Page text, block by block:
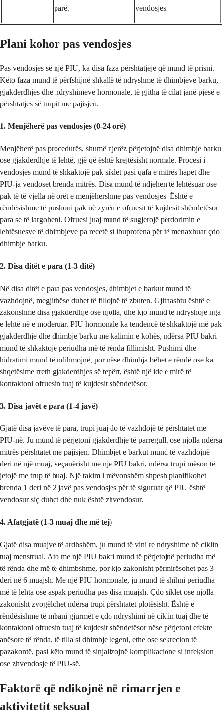
parë.
vendosjes.
Plani kohor pas vendosjes
Pas vendosjes së një PIU, ka disa faza përshtatjeje që mund të prisni.
Këto faza mund të përfshijnë shkallë të ndryshme të dhimbjeve barku,
gjakderdhjes dhe ndryshimeve hormonale, të gjitha të cilat janë pjesë e
përshtatjes së trupit me pajisjen.
1. Menjëherë pas vendosjes (0-24 orë)
Menjëherë pas procedurës, shumë njerëz përjetojnë disa dhimbje barku
ose gjakderdhje të lehtë, gjë që është krejtësisht normale. Procesi i
vendosjes mund të shkaktojë pak siklet pasi qafa e mitrës hapet dhe
PIU-ja vendoset brenda mitrës. Disa mund të ndjehen të lehtësuar ose
pak të të vjella në orët e menjëhershme pas vendosjes. Është e
rëndësishme të pushoni pak në zyrën e ofruesit të kujdesit shëndetësor
para se të largoheni. Ofruesi juaj mund të sugjerojë përdorimin e
lehtësuesve të dhimbjeve pa recetë si ibuprofena për të menaxhuar çdo
dhimbje barku.
2. Disa ditët e para (1-3 ditë)
Në disa ditët e para pas vendosjes, dhimbjet e barkut mund të
vazhdojnë, megjithëse duhet të fillojnë të zbuten. Gjithashtu është e
zakonshme disa gjakderdhje ose njolla, dhe kjo mund të ndryshojë nga
e lehtë në e moderuar. PIU hormonale ka tendencë të shkaktojë më pak
gjakderdhje dhe dhimbje barku me kalimin e kohës, ndërsa PIU bakri
mund të shkaktojë periudha më të rënda fillimisht. Pushimi dhe
hidratimi mund të ndihmojnë, por nëse dhimbja bëhet e rëndë ose ka
shqetësime rreth gjakderdhjes së tepërt, është një ide e mirë të
kontaktoni ofruesin tuaj të kujdesit shëndetësor.
3. Disa javët e para (1-4 javë)
Gjatë disa javëve të para, trupi juaj do të vazhdojë të përshtatet me
PIU-në. Ju mund të përjetoni gjakderdhje të parregullt ose njolla ndërsa
mitrës përshtatet me pajisjen. Dhimbjet e barkut mund të vazhdojnë
deri në një muaj, veçanërisht me një PIU bakri, ndërsa trupi mëson të
jetojë me trup të huaj. Një takim i mëvonshëm shpesh planifikohet
brenda 1 deri në 2 javë pas vendosjes për të siguruar që PIU është
vendosur siç duhet dhe nuk është zhvendosur.
4. Afatgjatë (1-3 muaj dhe më tej)
Gjatë disa muajve të ardhshëm, ju mund të vini re ndryshime në ciklin
tuaj menstrual. Ato me një PIU bakri mund të përjetojnë periudha më
të rënda dhe më të dhimbshme, por kjo zakonisht përmirësohet pas 3
deri në 6 muajsh. Me një PIU hormonale, ju mund të shihni periudha
më të lehta ose aspak periudha pas disa muajsh. Çdo siklet ose njolla
zakonisht zvogëlohet ndërsa trupi përshtatet plotësisht. Është e
rëndësishme të mbani gjurmët e çdo ndryshimi në ciklin tuaj dhe të
kontaktoni ofruesin tuaj të kujdesit shëndetësor nëse përjetoni efekte
anësore të rënda, të tilla si dhimbje legeni, ethe ose sekrecion të
pazakontë, pasi këto mund të sinjalizojnë komplikacione si infeksion
ose zhvendosje të PIU-së.
Faktorë që ndikojnë në rimarrjen e
aktivitetit seksual